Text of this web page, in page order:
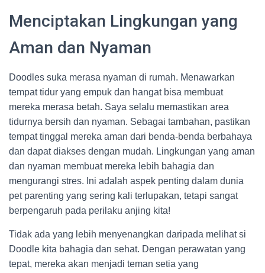
Menciptakan Lingkungan yang
Aman dan Nyaman
Doodles suka merasa nyaman di rumah. Menawarkan
tempat tidur yang empuk dan hangat bisa membuat
mereka merasa betah. Saya selalu memastikan area
tidurnya bersih dan nyaman. Sebagai tambahan, pastikan
tempat tinggal mereka aman dari benda-benda berbahaya
dan dapat diakses dengan mudah. Lingkungan yang aman
dan nyaman membuat mereka lebih bahagia dan
mengurangi stres. Ini adalah aspek penting dalam dunia
pet parenting yang sering kali terlupakan, tetapi sangat
berpengaruh pada perilaku anjing kita!
Tidak ada yang lebih menyenangkan daripada melihat si
Doodle kita bahagia dan sehat. Dengan perawatan yang
tepat, mereka akan menjadi teman setia yang